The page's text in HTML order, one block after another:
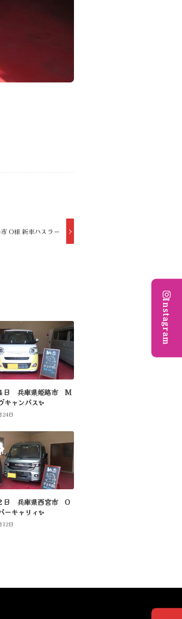
O様 新車ハスラー
日 兵庫県姫路市 M
ャンバス✨
24日
日 兵庫県西宮市 O
キャリィ✨
12日
Instagram